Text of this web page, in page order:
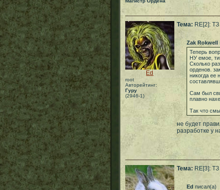
Ed
root
Авторейтинг:
Гуру
(2946-1)
Тема: RE[2]: ТЗ
Zak Rokwell
Теперь
НУ емое,
Сколько
орденов.
никогда ее
Сам был
плавно
Так что
не будет
разработке у
Тема: RE[3]: ТЗ
Ed писал(а)